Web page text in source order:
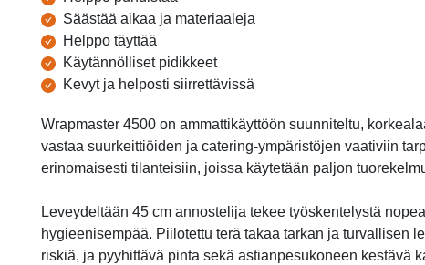
Säästää aikaa ja materiaaleja
Helppo täyttää
Käytännölliset pidikkeet
Kevyt ja helposti siirrettävissä
Wrapmaster 4500 on ammattikäyttöön suunniteltu,
vastaa suurkeittiöiden ja catering-ympäristöjen vaativiin
erinomaisesti tilanteisiin, joissa käytetään paljon
Leveydeltään 45 cm annostelija tekee työskentelystä
hygieenisempää. Piilotettu terä takaa tarkan ja turvallisen
riskiä, ja pyyhittävä pinta sekä astianpesukoneen kestävä